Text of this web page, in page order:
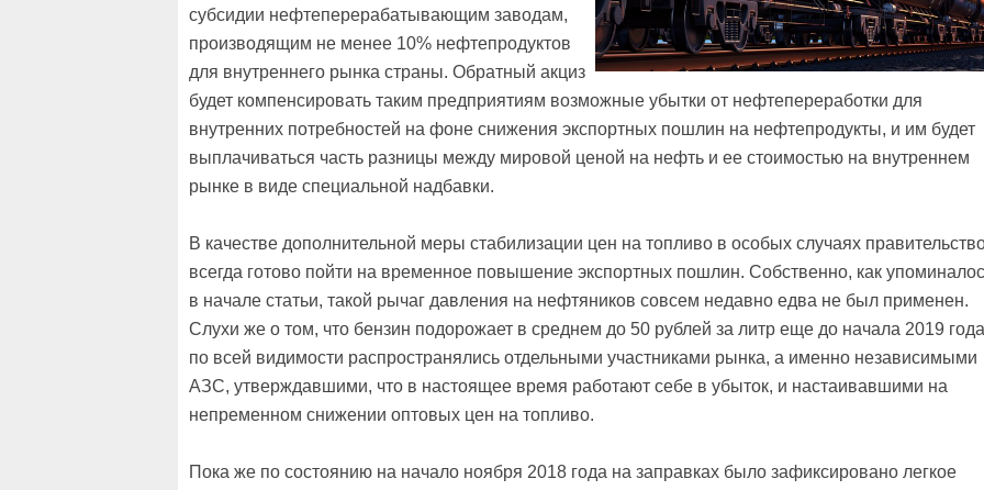
субсидии нефтеперерабатывающим заводам,
производящим не менее 10% нефтепродуктов
для внутреннего рынка страны. Обратный акциз
будет компенсировать таким предприятиям возможные убытки от нефтепереработки для
внутренних потребностей на фоне снижения экспортных пошлин на нефтепродукты, и им будет
выплачиваться часть разницы между мировой ценой на нефть и ее стоимостью на внутреннем
рынке в виде специальной надбавки.
В качестве дополнительной меры стабилизации цен на топливо в особых случаях
всегда готово пойти на временное повышение экспортных пошлин. Собственно, как
в начале статьи, такой рычаг давления на нефтяников совсем недавно едва не был применен.
Слухи же о том, что бензин подорожает в среднем до 50 рублей за литр еще до начала 2019
по всей видимости распространялись отдельными участниками рынка, а именно независимыми
АЗС, утверждавшими, что в настоящее время работают себе в убыток, и настаивавшими на
непременном снижении оптовых цен на топливо.
Пока же по состоянию на начало ноября 2018 года на заправках было зафиксировано легкое